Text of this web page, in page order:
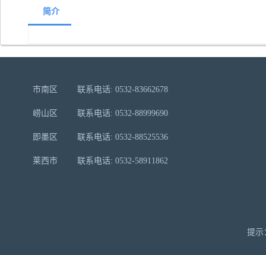
简介
市南区 联系电话: 0532-83662678
崂山区 联系电话: 0532-88999690
即墨区 联系电话: 0532-88525536
莱西市 联系电话: 0532-58911862
提示